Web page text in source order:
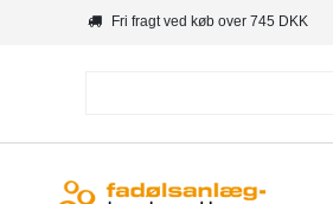
Fri fragt ved køb over 745 DKK